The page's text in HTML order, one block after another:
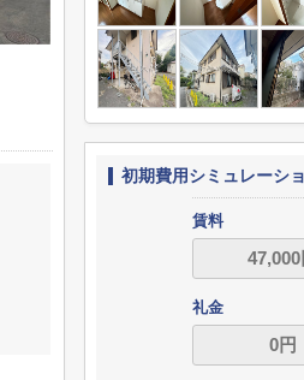
初期費用シミュレーシ
賃料
礼金